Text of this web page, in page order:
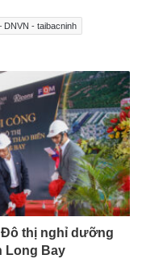
DNVN - taibacninh
thị nghỉ dưỡng
Long Bay